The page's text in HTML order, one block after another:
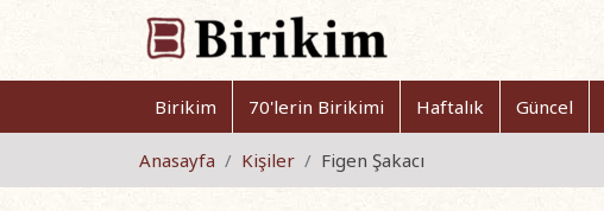
Birikim 70'lerin Birikimi Haftalık Güncel
Anasayfa Kişiler Figen Şakacı